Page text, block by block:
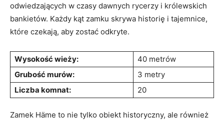
‌odwiedzających w czasy dawnych rycerzy​ i królewskich
‍bankietów. Każdy kąt zamku skrywa‍ historię ​i tajemnice,
które⁣ czekają, aby zostać odkryte.
Wysokość wieży:
40 metrów
Grubość murów:
3 metry
Liczba​ komnat:
20
Zamek Häme to nie tylko obiekt historyczny,⁣ ale również‍